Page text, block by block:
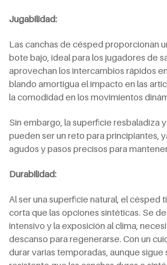
Jugabilidad:
Las canchas de césped proporcionan
bote bajo, ideal para los jugadores de
aprovechan los intercambios rápidos
blando amortigua el impacto en las
la comodidad en los movimientos
Sin embargo, la superficie resbaladiza
pueden ser un reto para principiantes,
agudos y pasos precisos para
Durabilidad:
Al ser una superficie natural, el césped
corta que las opciones sintéticas. Se
intensivo y la exposición al clima,
descanso para regenerarse. Con un
durar varias temporadas, aunque sigue